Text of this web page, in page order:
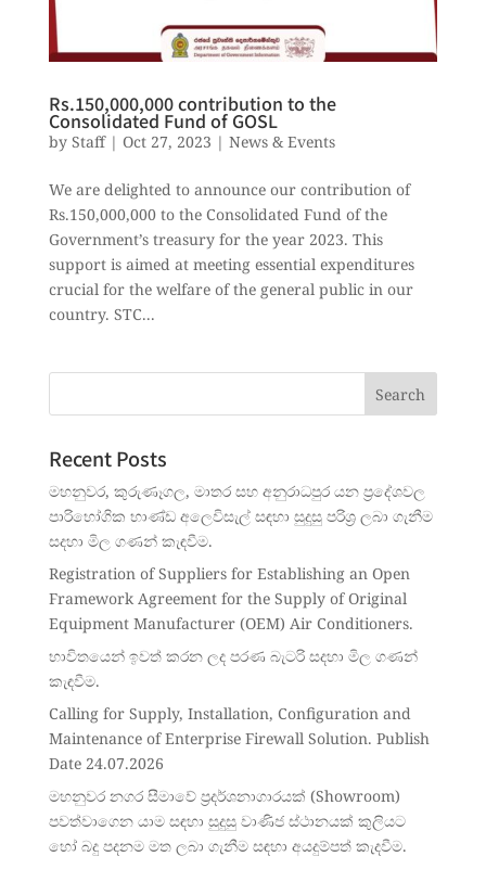
Rs.150,000,000 contribution to the
Consolidated Fund of GOSL
by Staff| Oct 27, 2023 | News & Events
We are delighted to announce our contribution of
Rs.150,000,000 to the Consolidated Fund of the
Government’s treasury for the year 2023. This
support is aimed at meeting essential expenditures
crucial for the welfare of the general public in our
country. STC...
Recent Posts
මහනුවර, කුරුණෑගල, මාතර සහ අනුරාධපුර යන ප්‍රදේශවල
පාරිභෝගික භාණ්ඩ අලෙවිසැල් සඳහා සුදුසු පරිශ්‍ර ලබා ගැනීම
සදහා මිල ගණන් කැඳවීම.
Registration of Suppliers for Establishing an Open
Framework Agreement for the Supply of Original
Equipment Manufacturer (OEM) Air Conditioners.
භාවිතයෙන් ඉවත් කරන ලද පරණ බැටරි සදහා මිල ගණන්
කැඳවීම.
Calling for Supply, Installation, Configuration and
Maintenance of Enterprise Firewall Solution. Publish
Date 24.07.2026
මහනුවර නගර සීමාවේ ප්‍රදර්ශනාගාරයක් (Showroom)
පවත්වාගෙන යාම සඳහා සුදුසු වාණිජ ස්ථානයක් කුලියට
හෝ බදු පදනම මත ලබා ගැනීම සඳහා අයදුම්පත් කැදවීම.